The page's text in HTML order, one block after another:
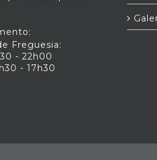
Freguesia:
- 22h00
- 17h30